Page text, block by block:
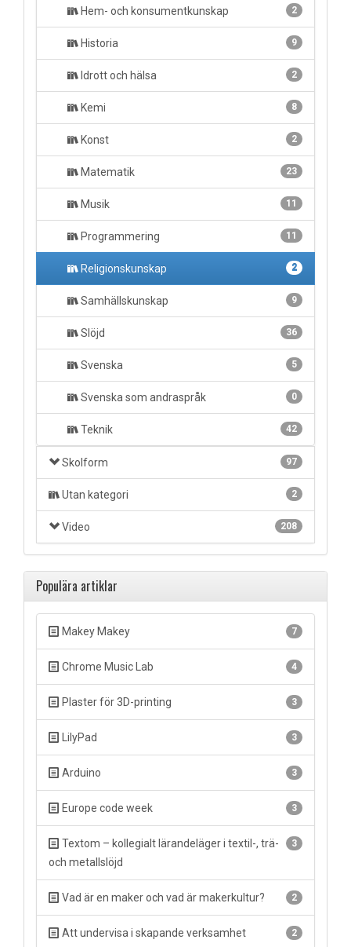
2
Hem- och konsumentkunskap
9
Historia
2
Idrott och hälsa
8
Kemi
2
Konst
23
Matematik
11
Musik
11
Programmering
2
Religionskunskap
9
Samhällskunskap
36
Slöjd
5
Svenska
0
Svenska som andraspråk
42
Teknik
97
Skolform
2
Utan kategori
208
Video
Populära artiklar
7
Makey Makey
4
Chrome Music Lab
3
Plaster för 3D-printing
3
LilyPad
3
Arduino
3
Europe code week
3
Textom – kollegialt lärandeläger i textil-, trä-
och metallslöjd
2
Vad är en maker och vad är makerkultur?
2
Att undervisa i skapande verksamhet